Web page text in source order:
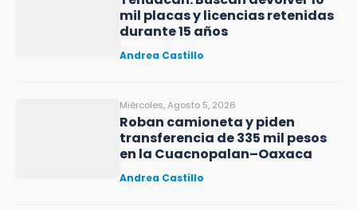
mil placas y licencias retenidas
durante 15 años
Andrea Castillo
Miércoles, Agosto 5, 2026
Roban camioneta y piden
transferencia de 335 mil pesos
en la Cuacnopalan–Oaxaca
Andrea Castillo